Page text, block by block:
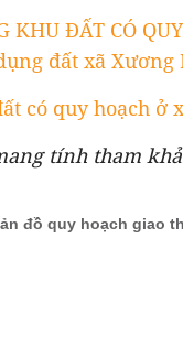
KHU ĐẤT CÓ
đất xã Xương
có quy hoạch ở
tính tham